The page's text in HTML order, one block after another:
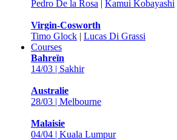
Pedro De la Rosa | Kamui Kobayashi
Virgin-Cosworth
Timo Glock | Lucas Di Grassi
Courses
Bahreïn
14/03 | Sakhir
Australie
28/03 | Melbourne
Malaisie
04/04 | Kuala Lumpur